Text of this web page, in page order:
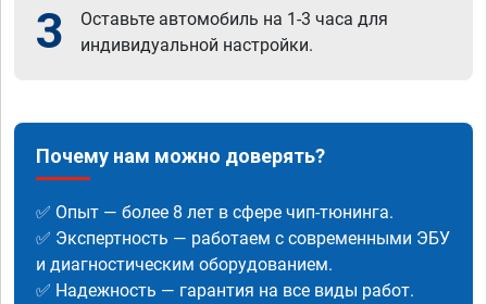
3
Оставьте автомобиль на 1-3 часа для
индивидуальной настройки.
Почему нам можно доверять?
✅ Опыт — более 8 лет в сфере чип-тюнинга.
✅ Экспертность — работаем с современными ЭБУ
и диагностическим оборудованием.
✅ Надежность — гарантия на все виды работ.